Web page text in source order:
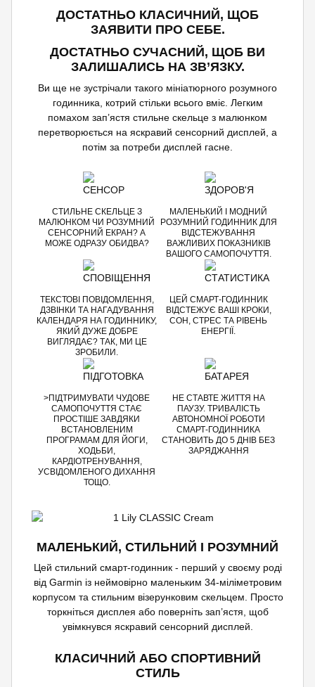
ДОСТАТНЬО КЛАСИЧНИЙ, ЩОБ
ЗАЯВИТИ ПРО СЕБЕ.
ДОСТАТНЬО СУЧАСНИЙ, ЩОБ ВИ
ЗАЛИШАЛИСЬ НА ЗВ’ЯЗКУ.
Ви ще не зустрічали такого мініатюрного розумного
годинника, котрий стільки всього вміє. Легким
помахом зап’ястя стильне скельце з малюнком
перетворюється на яскравий сенсорний дисплей, а
потім за потреби дисплей гасне.
СТИЛЬНЕ СКЕЛЬЦЕ З
МАЛЮНКОМ ЧИ РОЗУМНИЙ
СЕНСОРНИЙ ЕКРАН? А
МОЖЕ ОДРАЗУ ОБИДВА?
МАЛЕНЬКИЙ І МОДНИЙ
РОЗУМНИЙ ГОДИННИК ДЛЯ
ВІДСТЕЖУВАННЯ
ВАЖЛИВИХ ПОКАЗНИКІВ
ВАШОГО САМОПОЧУТТЯ.
ТЕКСТОВІ ПОВІДОМЛЕННЯ,
ДЗВІНКИ ТА НАГАДУВАННЯ
КАЛЕНДАРЯ НА ГОДИННИКУ,
ЯКИЙ ДУЖЕ ДОБРЕ
ВИГЛЯДАЄ? ТАК, МИ ЦЕ
ЗРОБИЛИ.
ЦЕЙ СМАРТ-ГОДИННИК
ВІДСТЕЖУЄ ВАШІ КРОКИ,
СОН, СТРЕС ТА РІВЕНЬ
ЕНЕРГІЇ.
>ПІДТРИМУВАТИ ЧУДОВЕ
САМОПОЧУТТЯ СТАЄ
ПРОСТІШЕ ЗАВДЯКИ
ВСТАНОВЛЕНИМ
ПРОГРАМАМ ДЛЯ ЙОГИ,
ХОДЬБИ,
КАРДІОТРЕНУВАННЯ,
УСВІДОМЛЕНОГО ДИХАННЯ
ТОЩО.
НЕ СТАВТЕ ЖИТТЯ НА
ПАУЗУ. ТРИВАЛІСТЬ
АВТОНОМНОЇ РОБОТИ
СМАРТ-ГОДИННИКА
СТАНОВИТЬ ДО 5 ДНІВ БЕЗ
ЗАРЯДЖАННЯ
МАЛЕНЬКИЙ, СТИЛЬНИЙ І РОЗУМНИЙ
Цей стильний смарт-годинник - перший у своєму роді
від Garmin із неймовірно маленьким 34-міліметровим
корпусом та стильним візерунковим скельцем. Просто
торкніться дисплея або поверніть зап’ястя, щоб
увімкнувся яскравий сенсорний дисплей.
КЛАСИЧНИЙ АБО СПОРТИВНИЙ
СТИЛЬ